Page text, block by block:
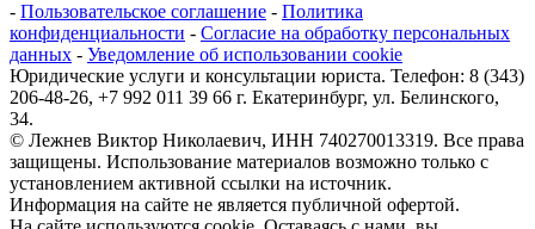
- Пользовательское соглашение - Политика
конфиденциальности - Согласие на обработку персональных
данных - Уведомление об использовании cookie
Юридические услуги и консультации юриста. Телефон: 8 (343)
206-48-26, +7 992 011 39 66 г. Екатеринбург, ул. Белинского,
34.
© Лежнев Виктор Николаевич, ИНН 740270013319. Все права
защищены. Использование материалов возможно только с
установлением активной ссылки на источник.
Информация на сайте не является публичной офертой.